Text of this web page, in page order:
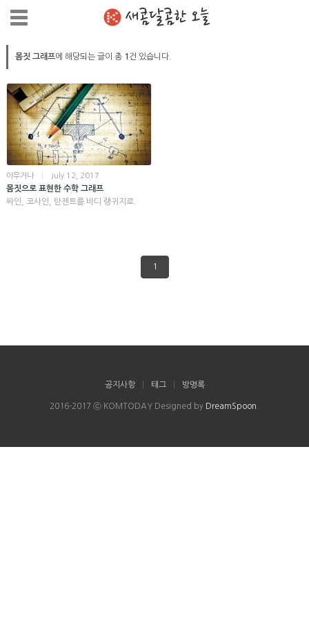
새콤달콤한 오늘
몸짓 그래프에 해당되는 글이 총 1 건 있습니다.
아무거나 July 12, 2017
몸짓으로 표현한 수학 그래프
싸인, 코사인, 탄젠트를 바디 랭귀지로.
1
공지사항 태그 방명록
2016-2017 ⓒ KOMTODAY Designed by DreamSpoon